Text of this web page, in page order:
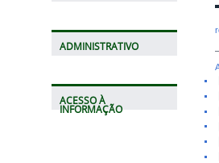
ADMINISTRATIVO
ACESSO À
INFORMAÇÃO